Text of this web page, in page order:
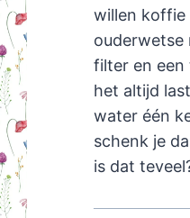
willen
ouderwetse
filter en een
het altijd
water één
schenk je
is dat